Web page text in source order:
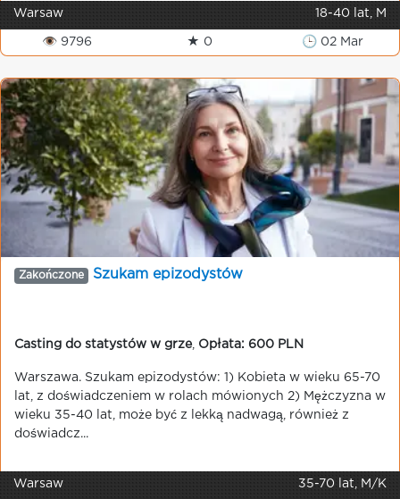
Warsaw 18-40 lat, M
👁 9796 ★ 0 🕒 02 Mar
Zakończone Szukam epizodystów
Casting do statystów w grze, Opłata: 600 PLN
Warszawa. Szukam epizodystów: 1) Kobieta w wieku 65-70
lat, z doświadczeniem w rolach mówionych 2) Mężczyzna w
wieku 35-40 lat, może być z lekką nadwagą, również z
doświadcz...
Warsaw 35-70 lat, M/K